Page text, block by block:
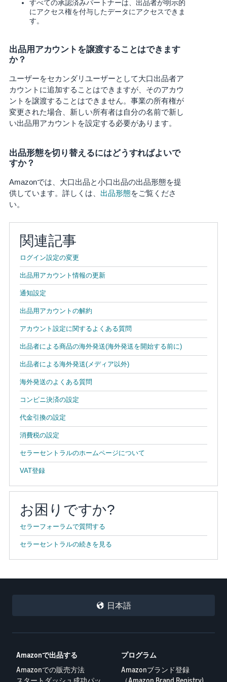
すべての承認済みパートナーは、出品者が明示的
にアクセス権を付与したデータにアクセスできま
す。
出品用アカウントを譲渡することはできます
か？
ユーザーをセカンダリユーザーとして大口出品者ア
カウントに追加することはできますが、そのアカウ
ントを譲渡することはできません。事業の所有権が
変更された場合、新しい所有者は自分の名前で新し
い出品用アカウントを設定する必要があります。
出品形態を切り替えるにはどうすればよいで
すか？
Amazonでは、大口出品と小口出品の出品形態を提
供しています。詳しくは、 出品形態をご覧くださ
い。
関連記事
ログイン設定の変更
出品用アカウント情報の更新
通知設定
出品用アカウントの解約
アカウント設定に関するよくある質問
出品者による商品の海外発送(海外発送を開始する前に)
出品者による海外発送(メディア以外)
海外発送のよくある質問
コンビニ決済の設定
代金引換の設定
消費税の設定
セラーセントラルのホームページについて
VAT登録
お困りですか?
セラーフォーラムで質問する
セラーセントラルの続きを見る
日本語
Amazonで出品する
Amazonでの販売方法
スタートダッシュ成功パッ
プログラム
Amazonブランド登録
（Amazon Brand Registry)